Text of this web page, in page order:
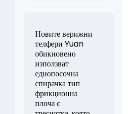
Новите верижни
телфери Yuan
обикновено
използват
еднопосочна
спирачка тип
фрикционна
плоча с